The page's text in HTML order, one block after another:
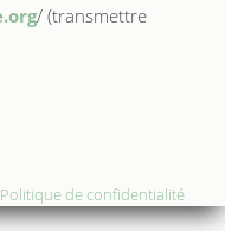
/ (transmettre
Politique de confidentialité